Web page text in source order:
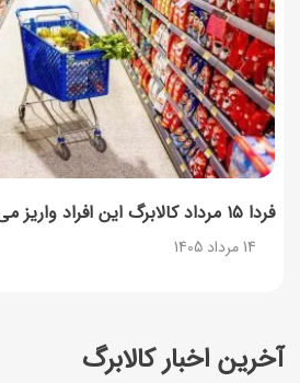
آخرین اخبار کالابرگ
فردا ۱۵ مرداد کالابرگ این افراد واریز می‌شود
14 مرداد 1405